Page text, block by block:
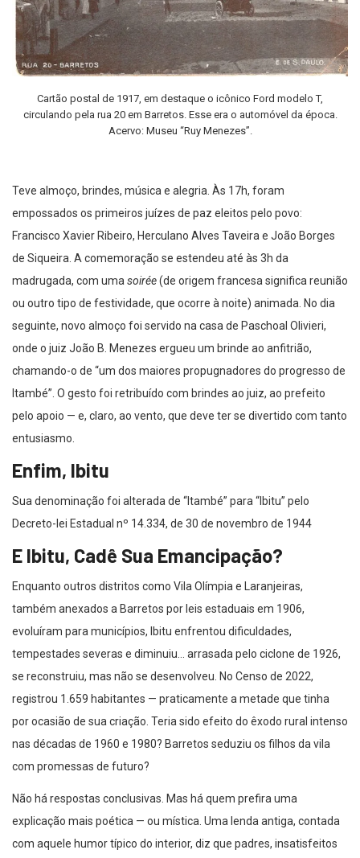
Cartão postal de 1917, em destaque o icônico Ford modelo T,
circulando pela rua 20 em Barretos. Esse era o automóvel da época.
Acervo: Museu “Ruy Menezes”.
Teve almoço, brindes, música e alegria. Às 17h, foram
empossados os primeiros juízes de paz eleitos pelo povo:
Francisco Xavier Ribeiro, Herculano Alves Taveira e João Borges
de Siqueira. A comemoração se estendeu até às 3h da
madrugada, com uma soirée(de origem francesa significa reunião
ou outro tipo de festividade, que ocorre à noite) animada. No dia
seguinte, novo almoço foi servido na casa de Paschoal Olivieri,
onde o juiz João B. Menezes ergueu um brinde ao anfitrião,
chamando-o de “um dos maiores propugnadores do progresso de
Itambé”. O gesto foi retribuído com brindes ao juiz, ao prefeito
pelo apoio — e, claro, ao vento, que deve ter se divertido com tanto
entusiasmo.
Enfim, Ibitu
Sua denominação foi alterada de “Itambé” para “Ibitu” pelo
Decreto-lei Estadual nº 14.334, de 30 de novembro de 1944
E Ibitu, Cadê Sua Emancipação?
Enquanto outros distritos como Vila Olímpia e Laranjeiras,
também anexados a Barretos por leis estaduais em 1906,
evoluíram para municípios, Ibitu enfrentou dificuldades,
tempestades severas e diminuiu… arrasada pelo ciclone de 1926,
se reconstruiu, mas não se desenvolveu. No Censo de 2022,
registrou 1.659 habitantes — praticamente a metade que tinha
por ocasião de sua criação. Teria sido efeito do êxodo rural intenso
nas décadas de 1960 e 1980? Barretos seduziu os filhos da vila
com promessas de futuro?
Não há respostas conclusivas. Mas há quem prefira uma
explicação mais poética — ou mística. Uma lenda antiga, contada
com aquele humor típico do interior, diz que padres, insatisfeitos